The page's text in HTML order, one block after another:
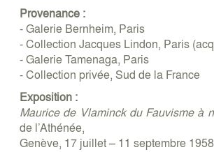
Provenance :
- Galerie Bernheim, Paris
- Collection Jacques Lindon, Paris
- Galerie Tamenaga, Paris
- Collection privée, Sud de la France
Exposition :
Maurice de Vlaminck du Fauvisme à
de l’Athénée,
Genève, 17 juillet – 11 septembre 1958